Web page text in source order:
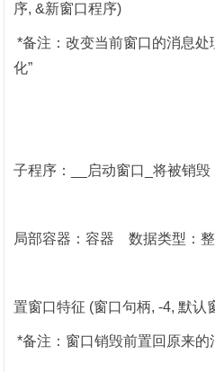
序, &新窗口程序)
*备注：改变当前窗口的消息处
化”
子程序： 启动窗口 _将被销毁
局部容器：容器 数据类型：
置窗口特征 (窗口句柄, -4,默认
*备注：窗口销毁前置回原来的